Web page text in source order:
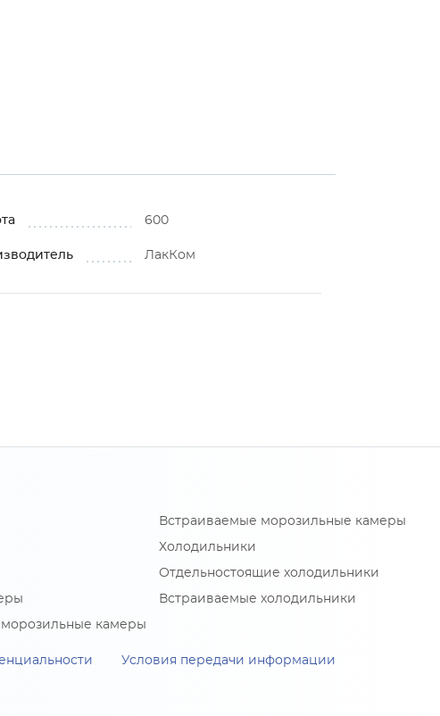
600
ЛакКом
камеры
Встраиваемые морозильные камеры
Холодильники
Отдельностоящие холодильники
Встраиваемые холодильники
Условия передачи информации